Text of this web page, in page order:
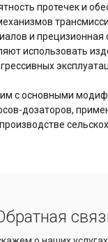
протечек и
и прецизионная
использовать
с основными
дозаторов,